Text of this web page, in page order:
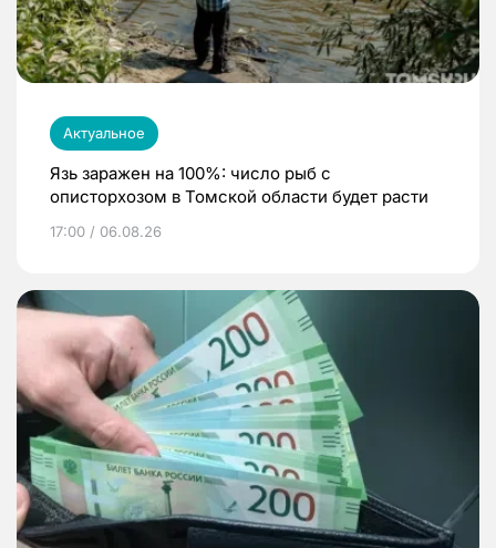
Актуальное
Язь заражен на 100%: число рыб с
описторхозом в Томской области будет расти
17:00 / 06.08.26